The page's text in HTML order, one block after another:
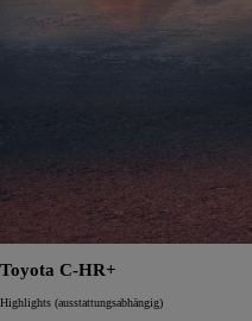
Toyota C-HR+
Highlights (ausstattungsabhängig)